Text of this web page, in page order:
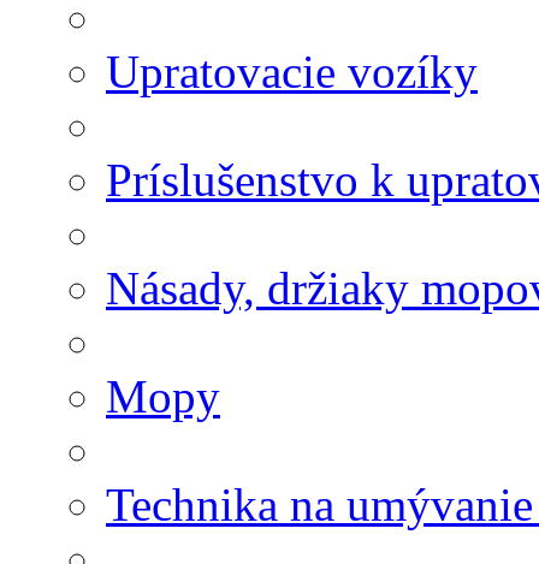
Upratovacie vozíky
Príslušenstvo k
Násady, držiaky
Mopy
Technika na